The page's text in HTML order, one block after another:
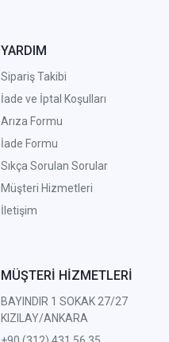
YARDIM
Sipariş Takibi
İade ve İptal Koşulları
Arıza Formu
İade Formu
Sıkça Sorulan Sorular
Müşteri Hizmetleri
İletişim
MÜŞTERİ HİZMETLERİ
BAYINDIR 1 SOKAK 27/27
KIZILAY/ANKARA